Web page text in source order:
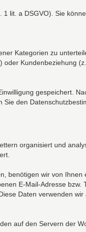
lit. a DSGVO). Sie
Kategorien zu
Kundenbeziehung
gespeichert.
den
organisiert und
benötigen wir von
E-Mail-Adresse
Daten verwenden
auf den Servern der